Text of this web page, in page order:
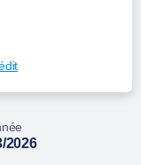
2026